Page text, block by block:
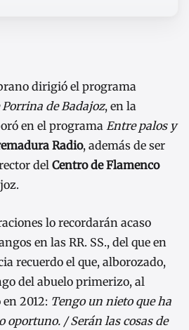
dirigió el programa
de Badajoz, en la
en el programa Entre palos y
Radio, además de ser
del Centro de Flamenco
lo recordarán acaso
en las RR. SS., del que en
recuerdo el que, alborozado,
del abuelo primerizo, al
2012: Tengo un nieto que ha
oportuno. / Serán las cosas de